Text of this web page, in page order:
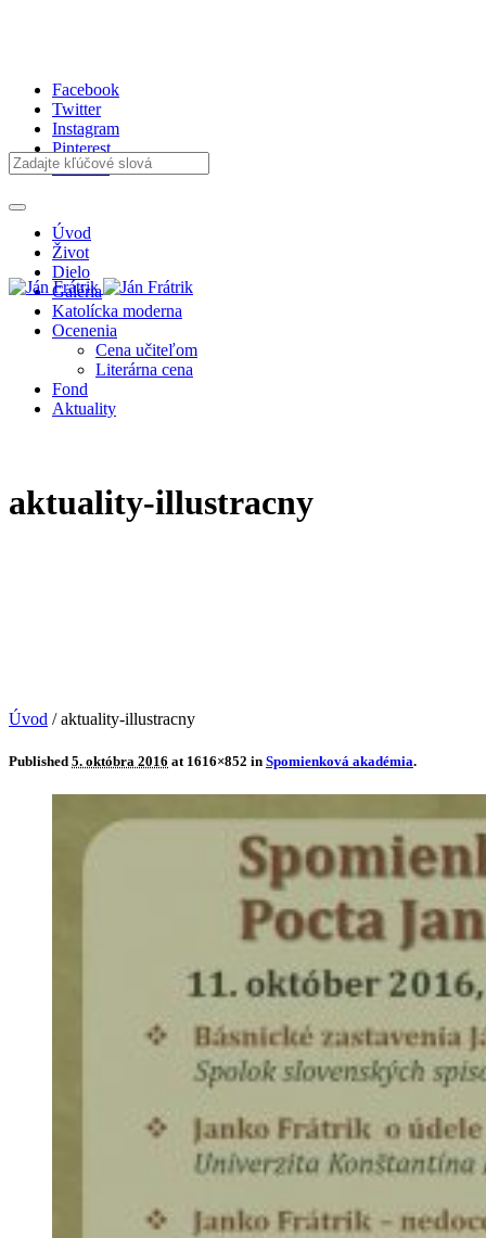
Facebook
Twitter
Instagram
Pinterest
Youtube
Úvod
Život
Dielo
Galéria
Katolícka moderna
Ocenenia
Cena učiteľom
Literárna cena
Fond
Aktuality
aktuality-illustracny
Úvod /aktuality-illustracny
Published 5. októbra 2016 at 1616×852 in Spomienková akadémia.